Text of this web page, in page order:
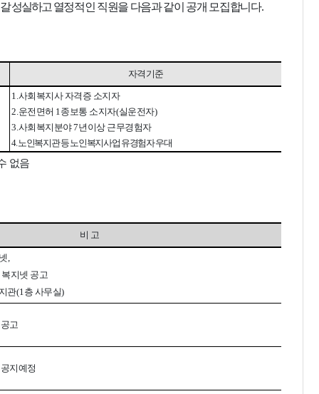
성실하고열정적인 직원을 다음과 같이 공개 모집합니다.
자격기준
1.사회복지사 자격증 소지자
2. 운전면허 1 종보통 소지자(실운전자)
3. 사회복지분야7년이상 근무경험자
4. 노인복지관 등 노인복지사업 유경험자 우대
없음
비 고
복지넷 공고
관(1층 사무실)
고
지예정